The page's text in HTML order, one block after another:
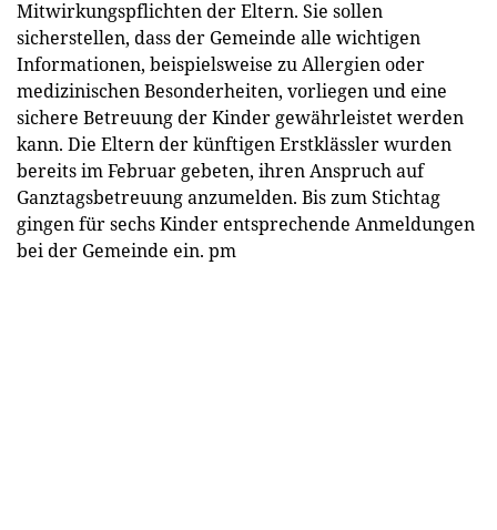
Mitwirkungspflichten der Eltern. Sie sollen
sicherstellen, dass der Gemeinde alle wichtigen
Informationen, beispielsweise zu Allergien oder
medizinischen Besonderheiten, vorliegen und eine
sichere Betreuung der Kinder gewährleistet werden
kann. Die Eltern der künftigen Erstklässler wurden
bereits im Februar gebeten, ihren Anspruch auf
Ganztagsbetreuung anzumelden. Bis zum Stichtag
gingen für sechs Kinder entsprechende Anmeldungen
bei der Gemeinde ein. pm